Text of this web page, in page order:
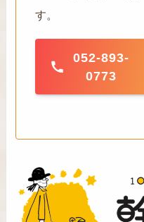
す。
052-893-
0773